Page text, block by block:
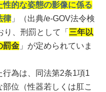
的な姿態の影像に係る
律 」（出典/e-GOV法令検
り、刑罰として「 三年以
罰金 」が定められていま
為は、同法第2条1項1
位（性器若しくは肛こ